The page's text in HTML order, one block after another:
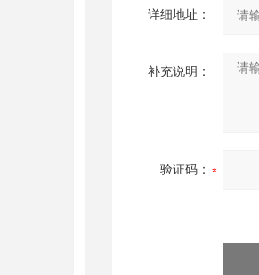
详细地址：
补充说明：
验证码：